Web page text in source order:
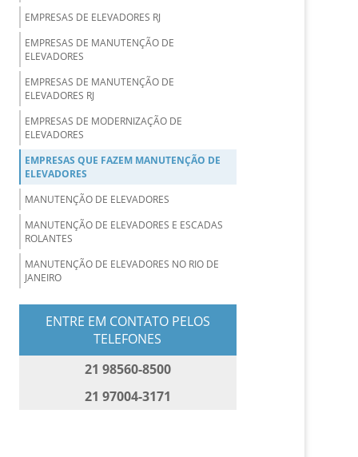
EMPRESAS DE ELEVADORES RJ
EMPRESAS DE MANUTENÇÃO DE
ELEVADORES
EMPRESAS DE MANUTENÇÃO DE
ELEVADORES RJ
EMPRESAS DE MODERNIZAÇÃO DE
ELEVADORES
EMPRESAS QUE FAZEM MANUTENÇÃO DE
ELEVADORES
MANUTENÇÃO DE ELEVADORES
MANUTENÇÃO DE ELEVADORES E ESCADAS
ROLANTES
MANUTENÇÃO DE ELEVADORES NO RIO DE
JANEIRO
MANUTENÇÃO DE ELEVADORES PREDIAIS
MANUTENÇÃO DE ELEVADORES
MANUTENÇÃO DE ESCADA ROLANTE
MANUTENÇÃO E CONSERVAÇÃO DE
ENTRE EM CONTATO PELOS
TELEFONES
21 98560-8500
21 97004-3171